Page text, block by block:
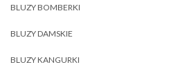
BLUZY BOMBERKI
BLUZY DAMSKIE
BLUZY KANGURKI